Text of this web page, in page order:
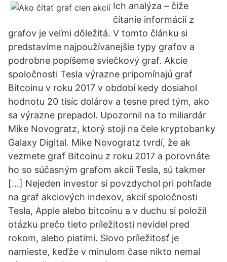
Ich analýza – čiže
čítanie informácií z
grafov je veľmi dôležitá. V tomto článku si
predstavíme najpoužívanejšie typy grafov a
podrobne popíšeme sviečkový graf. Akcie
spoločnosti Tesla výrazne pripomínajú graf
Bitcoinu v roku 2017 v období kedy dosiahol
hodnotu 20 tisíc dolárov a tesne pred tým, ako
sa výrazne prepadol. Upozornil na to miliardár
Mike Novogratz, ktorý stojí na čele kryptobanky
Galaxy Digital. Mike Novogratz tvrdí, že ak
vezmete graf Bitcoinu z roku 2017 a porovnáte
ho so súčasným grafom akcii Tesla, sú takmer
[…] Nejeden investor si povzdychol pri pohľade
na graf akciových indexov, akcií spoločnosti
Tesla, Apple alebo bitcoinu a v duchu si položil
otázku prečo tieto príležitosti nevidel pred
rokom, alebo piatimi. Slovo príležitosť je
namieste, keďže v minulom čase nikto nemal